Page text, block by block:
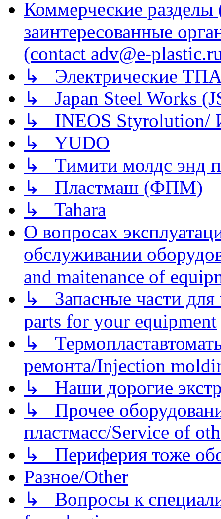
Коммерческие
заинтересованные
(contact adv@e-
↳ Электрические
↳ Japan Steel Works
↳ INEOS
↳ YUDO
↳ Тимити молдс энд
↳ Пластмаш (ФПМ)
↳ Tahara
О вопросах
обслуживании
and maitenance of
↳ Запасные части для
parts for your equipment
↳
ремонта/Injection
↳ Наши дорогие
↳ Прочее
пластмасс/Service of
↳ Периферия тоже
Разное/Other
↳ Вопросы к